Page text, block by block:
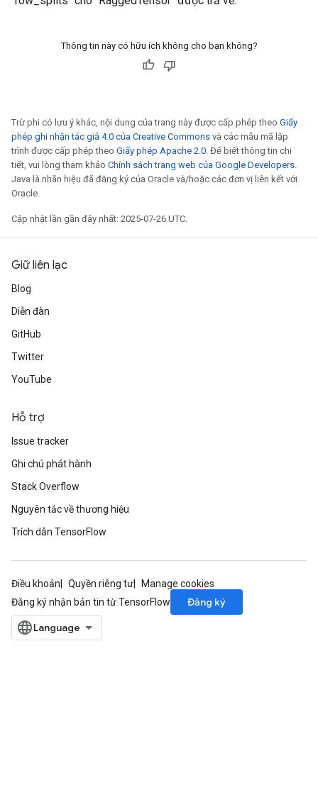
Thông tin này có hữu ích không cho bạn không?
Trừ phi có lưu ý khác, nội dung của trang này được cấp phép theo Giấy
phép ghi nhận tác giả 4.0 của Creative Commons và các mẫu mã lập
trình được cấp phép theo Giấy phép Apache 2.0. Để biết thông tin chi
tiết, vui lòng tham khảo Chính sách trang web của Google Developers.
Java là nhãn hiệu đã đăng ký của Oracle và/hoặc các đơn vị liên kết với
Oracle.
Cập nhật lần gần đây nhất: 2025-07-26 UTC.
Giữ liên lạc
Blog
Diễn đàn
GitHub
Twitter
YouTube
Hỗ trợ
Issue tracker
Ghi chú phát hành
Stack Overflow
Nguyên tắc về thương hiệu
Trích dẫn TensorFlow
Điều khoản Quyền riêng tư
Manage cookies
Đăng ký nhận bản tin từ TensorFlow
Đăng ký